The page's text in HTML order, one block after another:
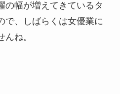
の幅が増えてきているタ
で、しばらくは女優業に
ね。